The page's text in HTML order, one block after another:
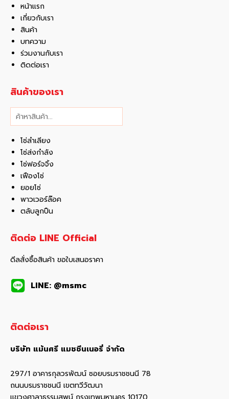
หน้าแรก
เกี่ยวกับเรา
สินค้า
บทความ
ร่วมงานกับเรา
ติดต่อเรา
สินค้าของเรา
ค้นหา
โซ่ลำเลียง
โซ่ส่งกำลัง
โซ่ฟอร์จจิ้ง
เฟืองโซ่
ยอยโซ่
พาวเวอร์ล๊อค
ตลับลูกปืน
ติดต่อ LINE Official
ดีลสั่งซื้อสินค้า ขอใบเสนอราคา
LINE: @msmc
ติดต่อเรา
บริษัท แม้นศรี แมชชีนเนอรี่ จำกัด
297/1 อาคารกุลวรพัฒน์ ซอยบรมราชชนนี 78
ถนนบรมราชชนนี เขตทวีวัฒนา